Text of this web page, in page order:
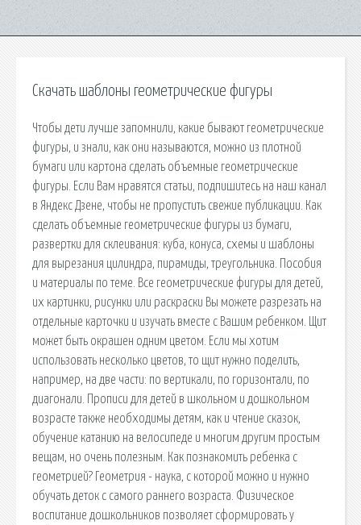
Скачать шаблоны геометрические фигуры
Чтобы дети лучше запомнили, какие бывают геометрические
фигуры, и знали, как они называются, можно из плотной
бумаги или картона сделать объемные геометрические
фигуры. Если Вам нравятся статьи, подпишитесь на наш канал
в Яндекс Дзене, чтобы не пропустить свежие публикации. Как
сделать объемные геометрические фигуры из бумаги,
развертки для склеивания: куба, конуса, схемы и шаблоны
для вырезания цилиндра, пирамиды, треугольника. Пособия
и материалы по теме. Все геометрические фигуры для детей,
их картинки, рисунки или раскраски Вы можете разрезать на
отдельные карточки и изучать вместе с Вашим ребенком. Щит
может быть окрашен одним цветом. Если мы хотим
использовать несколько цветов, то щит нужно поделить,
например, на две части: по вертикали, по горизонтали, по
диагонали. Прописи для детей в школьном и дошкольном
возрасте также необходимы детям, как и чтение сказок,
обучение катанию на велосипеде и многим другим простым
вещам, но очень полезным. Как познакомить ребенка с
геометрией? Геометрия - наука, с которой можно и нужно
обучать деток с самого раннего возраста. Физическое
воспитание дошкольников позволяет сформировать у